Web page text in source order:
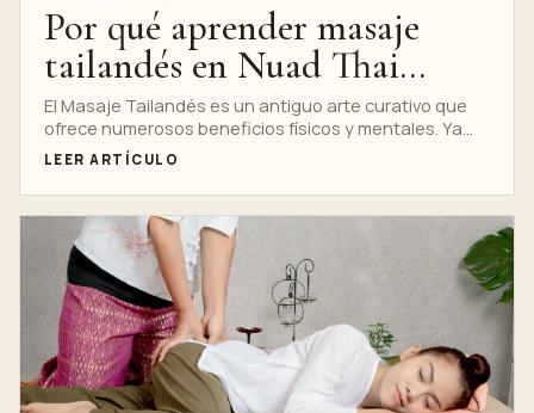
Por qué aprender masaje
tailandés en Nuad Thai
School es perfecto para
todos
El Masaje Tailandés es un antiguo arte curativo que
ofrece numerosos beneficios físicos y mentales. Ya
sea que estés buscando...
LEER ARTÍCULO